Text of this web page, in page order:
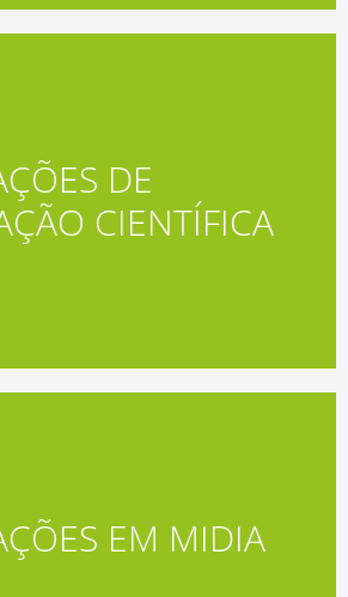
DE
CIENTÍFICA
Acessar
EM MIDIA
Acessar